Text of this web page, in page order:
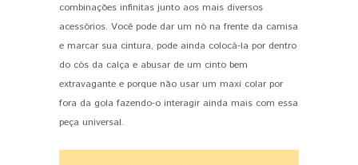
combinações infinitas junto aos mais diversos
acessórios. Você pode dar um nó na frente da camisa
e marcar sua cintura, pode ainda colocá-la por dentro
do cós da calça e abusar de um cinto bem
extravagante e porque não usar um maxi colar por
fora da gola fazendo-o interagir ainda mais com essa
peça universal.